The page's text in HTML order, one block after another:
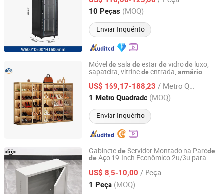
10 Peças (MOQ)
Enviar Inquérito
Hebei, China Desde 2023
Móvelde sala de estarde vidrode luxo,
sapateira, vitrinede entrada, armário
US$ 169,17-188,23 / Metro Quadrado
1 Metro Quadrado (MOQ)
Enviar Inquérito
DECO HOME Co., Ltd
Guangdong, China Desde 2023
Gabinetede Servidor Montado na Parede
de Aço 19-Inch Econômico 2u/3u para
US$ 8,5-10,00 / Peça
1 Peça (MOQ)
Shunbang Tonghui (Beijing) Technology Co., Ltd.
Beijing, China Desde 2022